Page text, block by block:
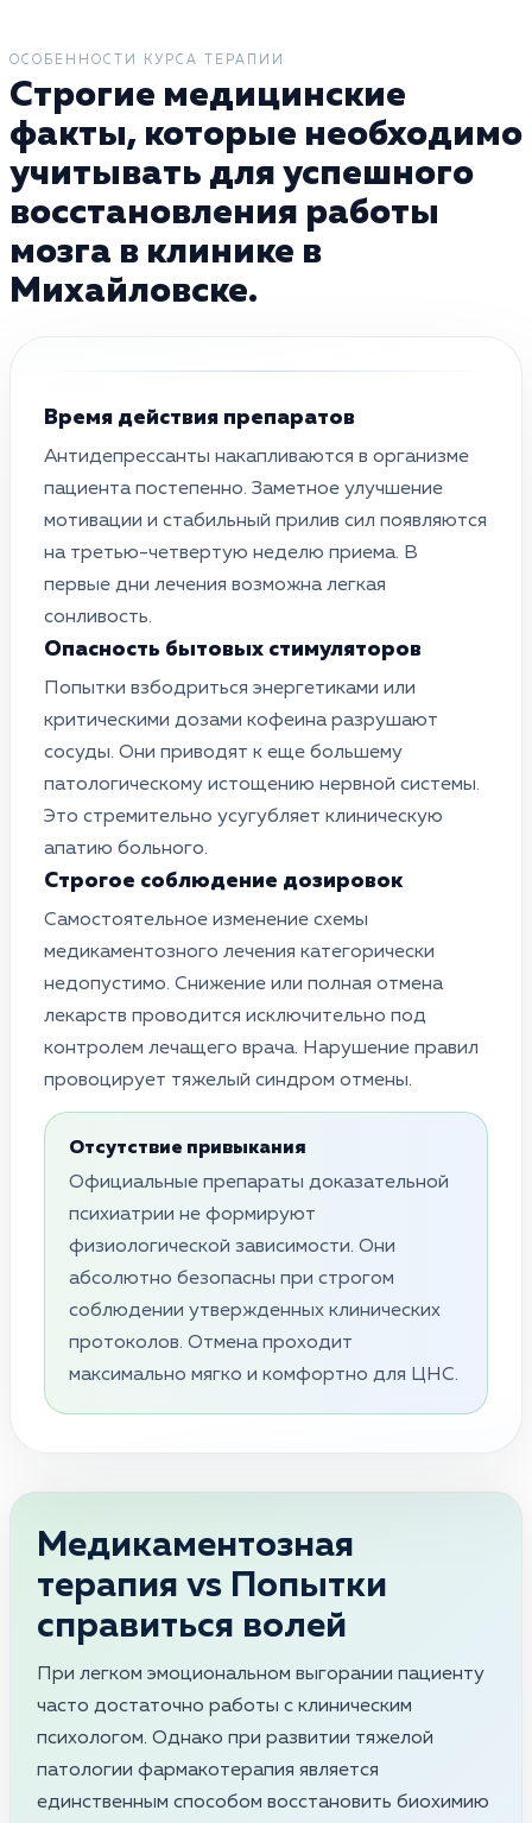
ОСОБЕННОСТИ КУРСА ТЕРАПИИ
Строгие медицинские
факты, которые необходимо
учитывать для успешного
восстановления работы
мозга в клинике в
Михайловске.
Время действия препаратов
Антидепрессанты накапливаются в организме
пациента постепенно. Заметное улучшение
мотивации и стабильный прилив сил появляются
на третью-четвертую неделю приема. В
первые дни лечения возможна легкая
сонливость.
Опасность бытовых стимуляторов
Попытки взбодриться энергетиками или
критическими дозами кофеина разрушают
сосуды. Они приводят к еще большему
патологическому истощению нервной системы.
Это стремительно усугубляет клиническую
апатию больного.
Строгое соблюдение дозировок
Самостоятельное изменение схемы
медикаментозного лечения категорически
недопустимо. Снижение или полная отмена
лекарств проводится исключительно под
контролем лечащего врача. Нарушение правил
провоцирует тяжелый синдром отмены.
Отсутствие привыкания
Официальные препараты доказательной
психиатрии не формируют
физиологической зависимости. Они
абсолютно безопасны при строгом
соблюдении утвержденных клинических
протоколов. Отмена проходит
максимально мягко и комфортно для ЦНС.
Медикаментозная
терапия vs Попытки
справиться волей
При легком эмоциональном выгорании пациенту
часто достаточно работы с клиническим
психологом. Однако при развитии тяжелой
патологии фармакотерапия является
единственным способом восстановить биохимию